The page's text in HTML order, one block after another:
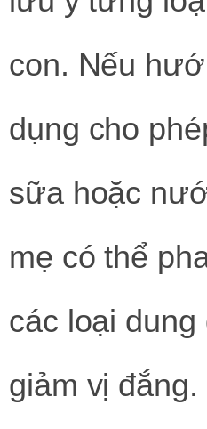
con. Nếu
dụng cho
sữa hoặc
mẹ có thể
các loại dung
giảm vị